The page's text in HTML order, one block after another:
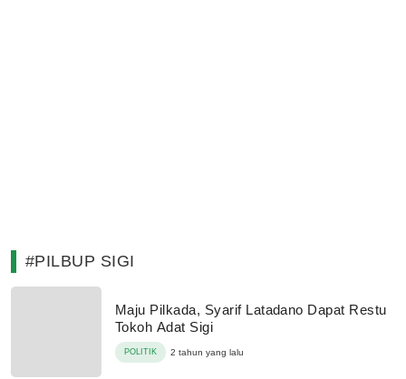
#PILBUP SIGI
Maju Pilkada, Syarif Latadano Dapat Restu
Tokoh Adat Sigi
POLITIK 2 tahun yang lalu